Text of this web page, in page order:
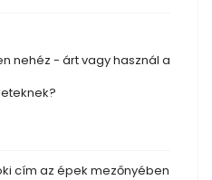
nehéz - árt vagy használ a
cím az épek mezőnyében